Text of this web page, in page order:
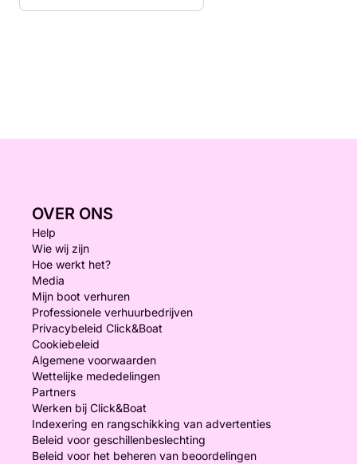
OVER ONS
Help
Wie wij zijn
Hoe werkt het?
Media
Mijn boot verhuren
Professionele verhuurbedrijven
Privacybeleid Click&Boat
Cookiebeleid
Algemene voorwaarden
Wettelijke mededelingen
Partners
Werken bij Click&Boat
Indexering en rangschikking van advertenties
Beleid voor geschillenbeslechting
Beleid voor het beheren van beoordelingen